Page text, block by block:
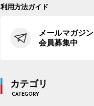
利用方法ガイド
メールマガジン
会員募集中
カテゴリ
CATEGORY